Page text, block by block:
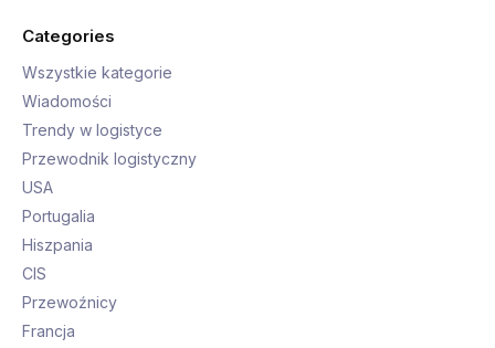
Categories
Wszystkie kategorie
Wiadomości
Trendy w logistyce
Przewodnik logistyczny
USA
Portugalia
Hiszpania
CIS
Przewoźnicy
Francja